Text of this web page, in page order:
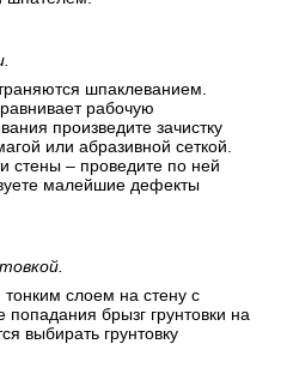
шпаклеванием.
рабочую
произведите зачистку
или абразивной сеткой.
стены – проведите по ней
малейшие дефекты
слоем на стену с
брызг грунтовки на
выбирать грунтовку